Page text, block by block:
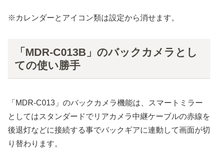
※カレンダーとアイコン類は設定から消せます。
「MDR-C013B」のバックカメラとし
ての使い勝手
「MDR-C013」のバックカメラ機能は、スマートミラー
としてはスタンダードでリアカメラ中継ケーブルの赤線を
後退灯などに接続する事でバックギアに連動して画面が切
り替わります。